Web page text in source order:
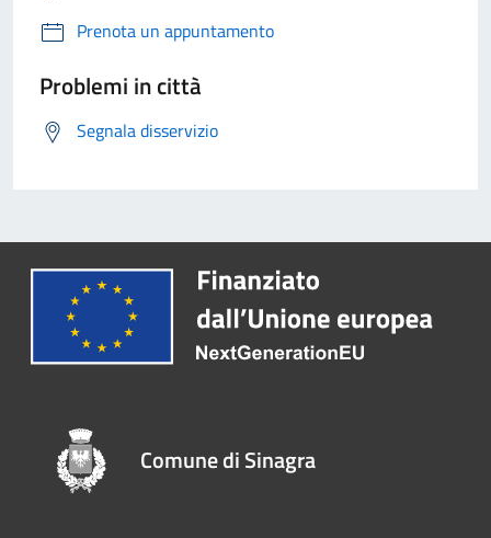
Prenota un appuntamento
Problemi in città
Segnala disservizio
Comune di Sinagra